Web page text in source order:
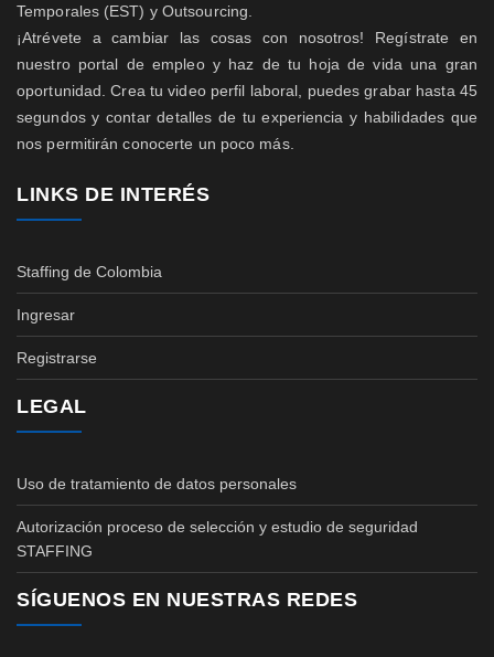
Temporales (EST) y Outsourcing.
¡Atrévete a cambiar las cosas con nosotros! Regístrate en
nuestro portal de empleo y haz de tu hoja de vida una gran
oportunidad. Crea tu video perfil laboral, puedes grabar hasta 45
segundos y contar detalles de tu experiencia y habilidades que
nos permitirán conocerte un poco más.
LINKS DE INTERÉS
Staffing de Colombia
Ingresar
Registrarse
LEGAL
Uso de tratamiento de datos personales
Autorización proceso de selección y estudio de seguridad
STAFFING
SÍGUENOS EN NUESTRAS REDES